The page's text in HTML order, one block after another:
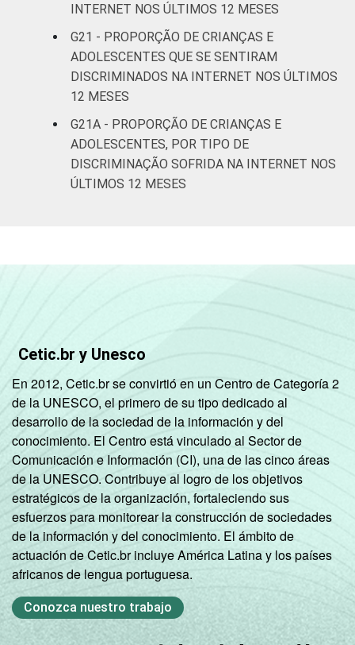
INTERNET NOS ÚLTIMOS 12 MESES
G21 - PROPORÇÃO DE CRIANÇAS E
ADOLESCENTES QUE SE SENTIRAM
DISCRIMINADOS NA INTERNET NOS ÚLTIMOS
12 MESES
G21A - PROPORÇÃO DE CRIANÇAS E
ADOLESCENTES, POR TIPO DE
DISCRIMINAÇÃO SOFRIDA NA INTERNET NOS
ÚLTIMOS 12 MESES
Cetic.br y Unesco
En 2012, Cetic.br se convirtió en un Centro de Categoría 2
de la UNESCO, el primero de su tipo dedicado al
desarrollo de la sociedad de la información y del
conocimiento. El Centro está vinculado al Sector de
Comunicación e Información (CI), una de las cinco áreas
de la UNESCO. Contribuye al logro de los objetivos
estratégicos de la organización, fortaleciendo sus
esfuerzos para monitorear la construcción de sociedades
de la información y del conocimiento. El ámbito de
actuación de Cetic.br incluye América Latina y los países
africanos de lengua portuguesa.
Conozca nuestro trabajo